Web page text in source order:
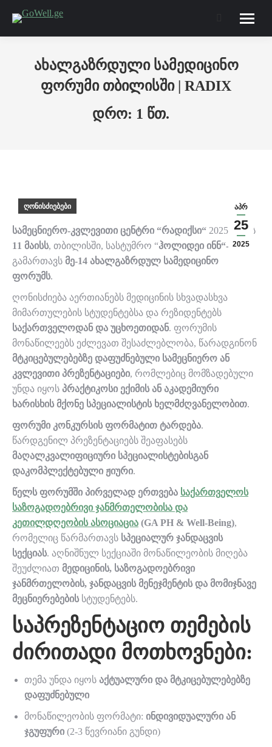
Search:
ახალგაზრდული სამედიცინო
ფორუმი თბილისში | RADIX
აპრ
25
2025
ღონისძიებები
სამეცნიერო-კვლევითი ცენტრი “რადიქსი“ 2025 წლის
11 მაისს, თბილისში, სასტუმრო “ჰოლიდეი ინნ“-ში
გამართავს მე-14 ახალგაზრდულ სამედიცინო
ფორუმს.
ღონისძიება აერთიანებს მედიცინის სხვადასხვა
მიმართულების სტუდენტებსა და რეზიდენტებს
საქართველოდან და უცხოეთიდან. ფორუმის
მონაწილეებს ეძლევათ შესაძლებლობა, წარადგინონ
მტკიცებულებებზე დაფუძნებული სამეცნიერო ან
კვლევითი პრეზენტაციები, რომლებიც მომზადებული
უნდა იყოს პრაქტიკოსი ექიმის ან აკადემიური
ხარისხის მქონე სპეციალისტის ხელმძღვანელობით.
ფორუმი კონკურსის ფორმატით ტარდება.
წარდგენილ პრეზენტაციებს შეაფასებს
მაღალკვალიფიციური სპეციალისტებისგან
დაკომპლექტებული ჟიური.
წელს ფორუმში პირველად ერთვება საქართველოს
საზოგადოებრივი ჯანმრთელობისა და
კეთილდღეობის ასოციაცია (GA PH & Well-Being),
რომელიც წარმართავს სპეციალურ ჯანდაცვის
სექციას. აღნიშნულ სექციაში მონაწილეობის მიღება
შეუძლიათ მედიცინის, საზოგადოებრივი
ჯანმრთელობის, ჯანდაცვის მენეჯმენტის და მომიჯნავე
მეცნიერებების სტუდენტებს.
ᲡᲐᲞᲠᲔᲖᲔᲜᲢᲐᲪᲘᲝ ᲗᲔᲛᲔᲑᲘᲡ
ᲫᲘᲠᲘᲗᲐᲓᲘ ᲛᲝᲗᲮᲝᲕᲜᲔᲑᲘ:
თემა უნდა იყოს აქტუალური და მტკიცებულებებზე
დაფუძნებული
მონაწილეობის ფორმატი: ინდივიდუალური ან
ჯგუფური (2-3 წევრიანი გუნდი)